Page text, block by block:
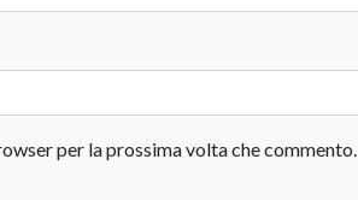
per la prossima volta che commento.